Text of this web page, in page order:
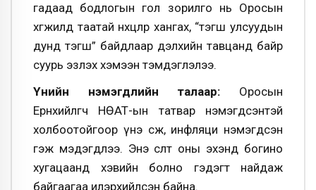
гадаад бодлогын гол зорилго нь Оросын
хөгжилд таатай нөхцөлөөр хангах, “тэгш улсуудын
дунд тэгш” байдлаар дэлхийн тавцанд байр
суурь эзлэх хэмээн тэмдэглэлээ.
Үнийн нэмэгдлийн талаар: Оросын
Ерөнхийлөгч НӨАТ-ын татвар нэмэгдсэнтэй
холбоотойгоор үнэ өсөж, инфляци нэмэгдсэн
гэж мэдэгдлээ. Энэ өсөлт оны эхэнд богино
хугацаанд хэвийн болно гэдэгт найдаж
байгаагаа илэрхийлсэн байна.